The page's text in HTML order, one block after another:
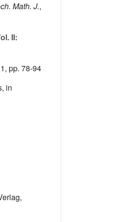
Math. J.,
II:
pp. 78-94
in